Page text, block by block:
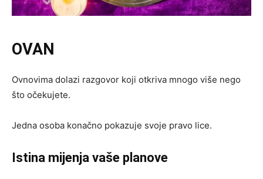
OVAN
Ovnovima dolazi razgovor koji otkriva mnogo više nego
što očekujete.
Jedna osoba konačno pokazuje svoje pravo lice.
Istina mijenja vaše planove